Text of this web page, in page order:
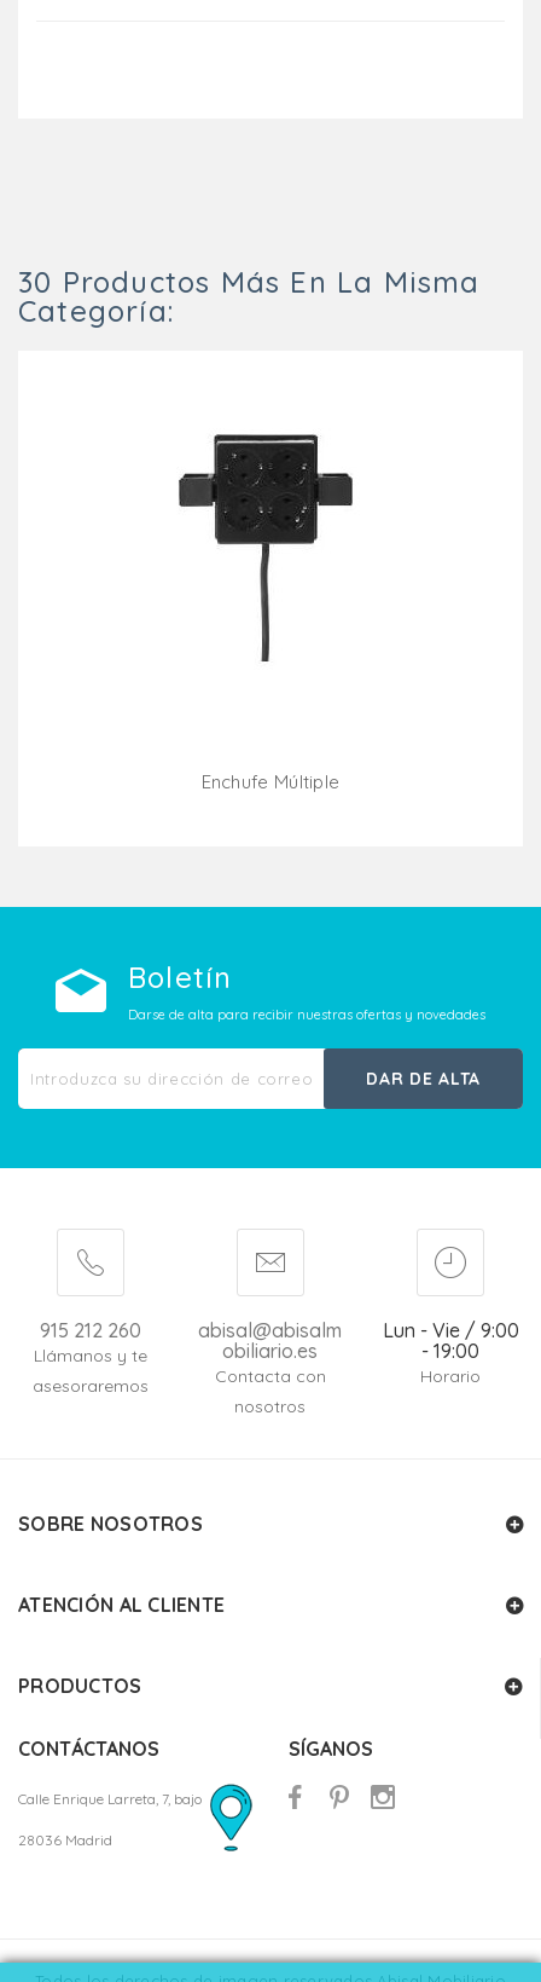
30 Productos Más En La Misma
Categoría:
Enchufe Múltiple
Boletín
Darse de alta para recibir nuestras ofertas y novedades
DAR DE ALTA
915 212 260
Llámanos y te
asesoraremos
abisal@abisalm
obiliario.es
Contacta con
nosotros
Lun - Vie / 9:00
- 19:00
Horario
SOBRE NOSOTROS
ATENCIÓN AL CLIENTE
PRODUCTOS
CONTÁCTANOS
Calle Enrique Larreta, 7, bajo
28036 Madrid
SÍGANOS